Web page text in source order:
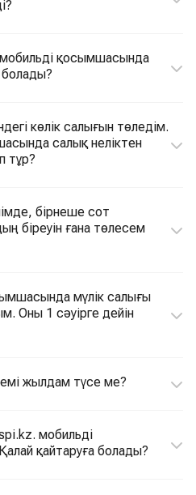
қосымшасында
болады?
көлік салығын төледім.
салық неліктен
тұр?
бірнеше сот
біреуін ғана төлесем
мүлік салығы
Оны 1 сәуірге дейін
жылдам түсе ме?
мобильді
қайтаруға болады?